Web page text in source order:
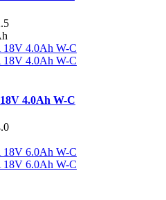
4.0Ah W-C